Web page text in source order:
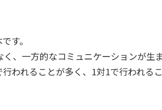
す。
、一方的なコミュニケーションが生ま
われることが多く、1対1で行われる